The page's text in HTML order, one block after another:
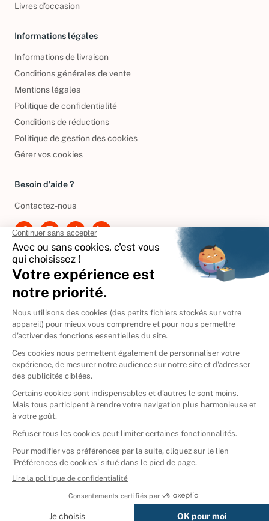
Afficher tous les résultats
Livres d’occasion
Informations légales
Informations de livraison
Conditions générales de vente
Mentions légales
Politique de confidentialité
Conditions de réductions
Politique de gestion des cookies
Gérer vos cookies
Besoin d'aide ?
Contactez-nous
International
🇪🇸 Espagne
🇩🇪Allemagne
🇮🇹 Italie